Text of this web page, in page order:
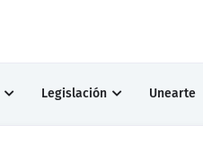
Legislación Unearte